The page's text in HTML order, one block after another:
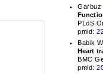
Garbuz
PLoS
pmid:
Babik
Heart
BMC
pmid: